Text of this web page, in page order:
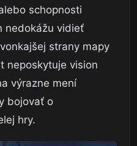
schopnosti
nedokážu vidieť
strany mapy
neposkytuje vision
výrazne mení
bojovať o
hry.